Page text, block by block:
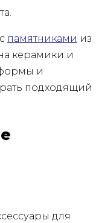
памятниками из
керамики и
формы и
подходящий
для